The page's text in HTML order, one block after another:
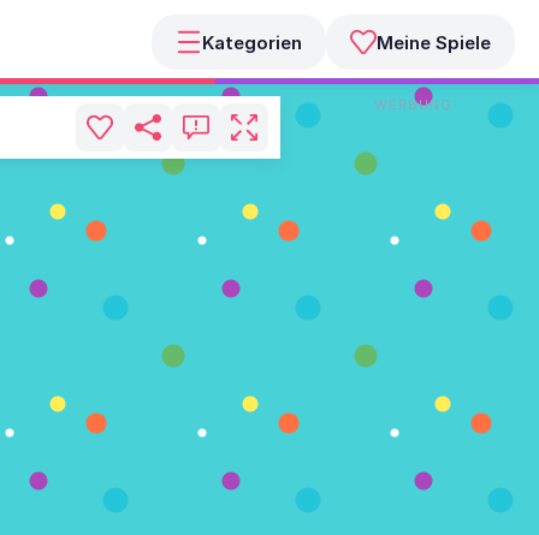
Kategorien Meine Spiele
WERBUNG